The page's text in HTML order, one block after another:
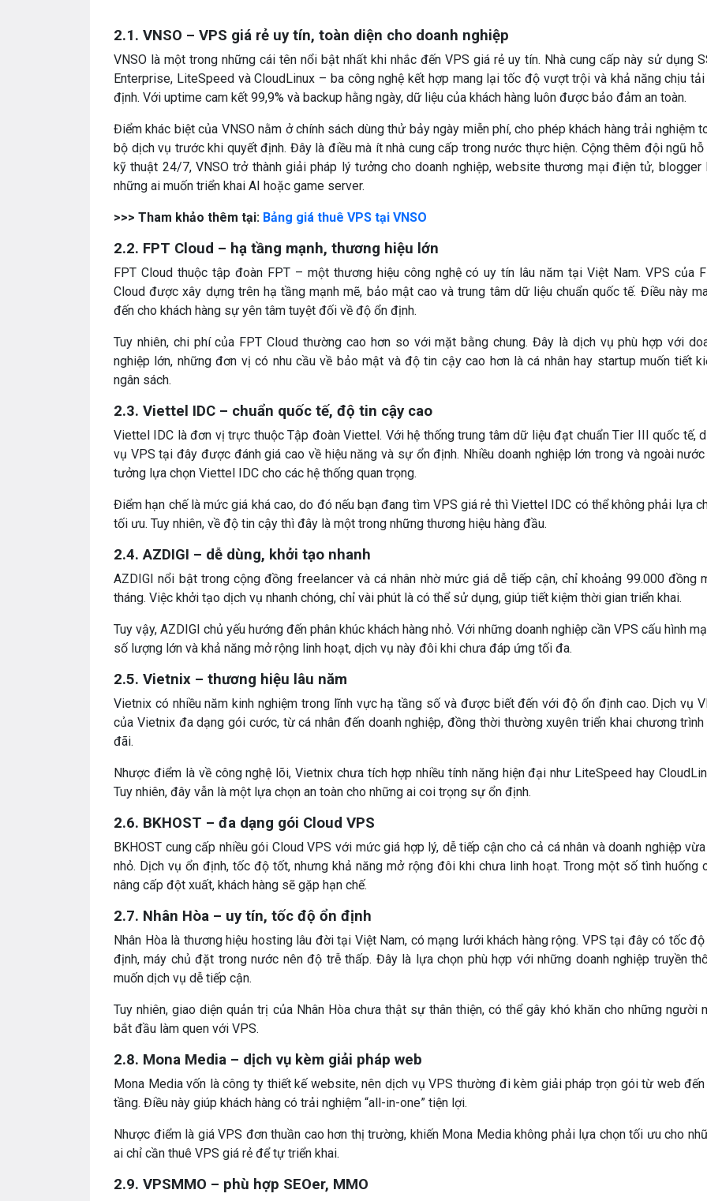
2.1. VNSO – VPS giá rẻ uy tín, toàn diện cho doanh nghiệp
VNSO là một trong những cái tên nổi bật nhất khi nhắc đến VPS giá rẻ uy tín. Nhà cung cấp này sử dụng
Enterprise, LiteSpeed và CloudLinux – ba công nghệ kết hợp mang lại tốc độ vượt trội và khả năng chịu
định. Với uptime cam kết 99,9% và backup hằng ngày, dữ liệu của khách hàng luôn được bảo đảm an toàn.
Điểm khác biệt của VNSO nằm ở chính sách dùng thử bảy ngày miễn phí, cho phép khách hàng trải nghiệm
bộ dịch vụ trước khi quyết định. Đây là điều mà ít nhà cung cấp trong nước thực hiện. Cộng thêm đội ngũ hỗ
kỹ thuật 24/7, VNSO trở thành giải pháp lý tưởng cho doanh nghiệp, website thương mại điện tử, blogger
những ai muốn triển khai AI hoặc game server.
>>> Tham khảo thêm tại: Bảng giá thuê VPS tại VNSO
2.2. FPT Cloud – hạ tầng mạnh, thương hiệu lớn
FPT Cloud thuộc tập đoàn FPT – một thương hiệu công nghệ có uy tín lâu năm tại Việt Nam. VPS của
Cloud được xây dựng trên hạ tầng mạnh mẽ, bảo mật cao và trung tâm dữ liệu chuẩn quốc tế. Điều này
đến cho khách hàng sự yên tâm tuyệt đối về độ ổn định.
Tuy nhiên, chi phí của FPT Cloud thường cao hơn so với mặt bằng chung. Đây là dịch vụ phù hợp với
nghiệp lớn, những đơn vị có nhu cầu về bảo mật và độ tin cậy cao hơn là cá nhân hay startup muốn tiết
ngân sách.
2.3. Viettel IDC – chuẩn quốc tế, độ tin cậy cao
Viettel IDC là đơn vị trực thuộc Tập đoàn Viettel. Với hệ thống trung tâm dữ liệu đạt chuẩn Tier III quốc tế,
vụ VPS tại đây được đánh giá cao về hiệu năng và sự ổn định. Nhiều doanh nghiệp lớn trong và ngoài
tưởng lựa chọn Viettel IDC cho các hệ thống quan trọng.
Điểm hạn chế là mức giá khá cao, do đó nếu bạn đang tìm VPS giá rẻ thì Viettel IDC có thể không phải lựa
tối ưu. Tuy nhiên, về độ tin cậy thì đây là một trong những thương hiệu hàng đầu.
2.4. AZDIGI – dễ dùng, khởi tạo nhanh
AZDIGI nổi bật trong cộng đồng freelancer và cá nhân nhờ mức giá dễ tiếp cận, chỉ khoảng 99.000 đồng
tháng. Việc khởi tạo dịch vụ nhanh chóng, chỉ vài phút là có thể sử dụng, giúp tiết kiệm thời gian triển khai.
Tuy vậy, AZDIGI chủ yếu hướng đến phân khúc khách hàng nhỏ. Với những doanh nghiệp cần VPS cấu hình
số lượng lớn và khả năng mở rộng linh hoạt, dịch vụ này đôi khi chưa đáp ứng tối đa.
2.5. Vietnix – thương hiệu lâu năm
Vietnix có nhiều năm kinh nghiệm trong lĩnh vực hạ tầng số và được biết đến với độ ổn định cao. Dịch vụ
của Vietnix đa dạng gói cước, từ cá nhân đến doanh nghiệp, đồng thời thường xuyên triển khai chương
đãi.
Nhược điểm là về công nghệ lõi, Vietnix chưa tích hợp nhiều tính năng hiện đại như LiteSpeed hay
Tuy nhiên, đây vẫn là một lựa chọn an toàn cho những ai coi trọng sự ổn định.
2.6. BKHOST – đa dạng gói Cloud VPS
BKHOST cung cấp nhiều gói Cloud VPS với mức giá hợp lý, dễ tiếp cận cho cả cá nhân và doanh nghiệp
nhỏ. Dịch vụ ổn định, tốc độ tốt, nhưng khả năng mở rộng đôi khi chưa linh hoạt. Trong một số tình huống
nâng cấp đột xuất, khách hàng sẽ gặp hạn chế.
2.7. Nhân Hòa – uy tín, tốc độ ổn định
Nhân Hòa là thương hiệu hosting lâu đời tại Việt Nam, có mạng lưới khách hàng rộng. VPS tại đây có tốc
định, máy chủ đặt trong nước nên độ trễ thấp. Đây là lựa chọn phù hợp với những doanh nghiệp truyền
muốn dịch vụ dễ tiếp cận.
Tuy nhiên, giao diện quản trị của Nhân Hòa chưa thật sự thân thiện, có thể gây khó khăn cho những người
bắt đầu làm quen với VPS.
2.8. Mona Media – dịch vụ kèm giải pháp web
Mona Media vốn là công ty thiết kế website, nên dịch vụ VPS thường đi kèm giải pháp trọn gói từ web đến
tầng. Điều này giúp khách hàng có trải nghiệm “all-in-one” tiện lợi.
Nhược điểm là giá VPS đơn thuần cao hơn thị trường, khiến Mona Media không phải lựa chọn tối ưu cho
ai chỉ cần thuê VPS giá rẻ để tự triển khai.
2.9. VPSMMO – phù hợp SEOer, MMO